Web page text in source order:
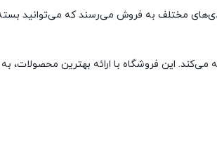
مختلف به فروش می‌رسند که می‌توانید بسته
این فروشگاه با ارائه بهترین محصولات،